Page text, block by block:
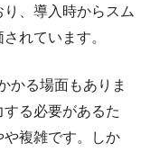
、導入時からスム
れています。
かる場面もありま
る必要があるた
複雑です。しか